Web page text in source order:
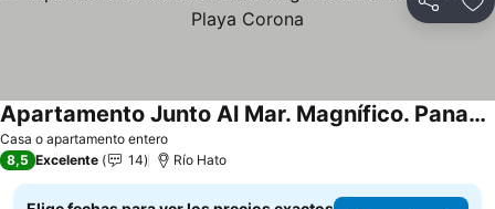
Compartir
Casa o apartamento entero
Apartamento Junto Al Mar. Magnífico. Panamá Oeste. Playa Corona
Ver precios
8,5 Excelente 14 Río Hato